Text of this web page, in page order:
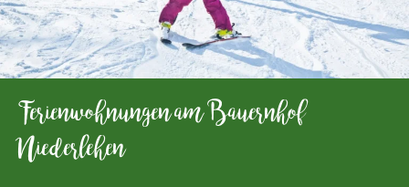
Ferienwohnungen am Bauernhof
Niederlehen